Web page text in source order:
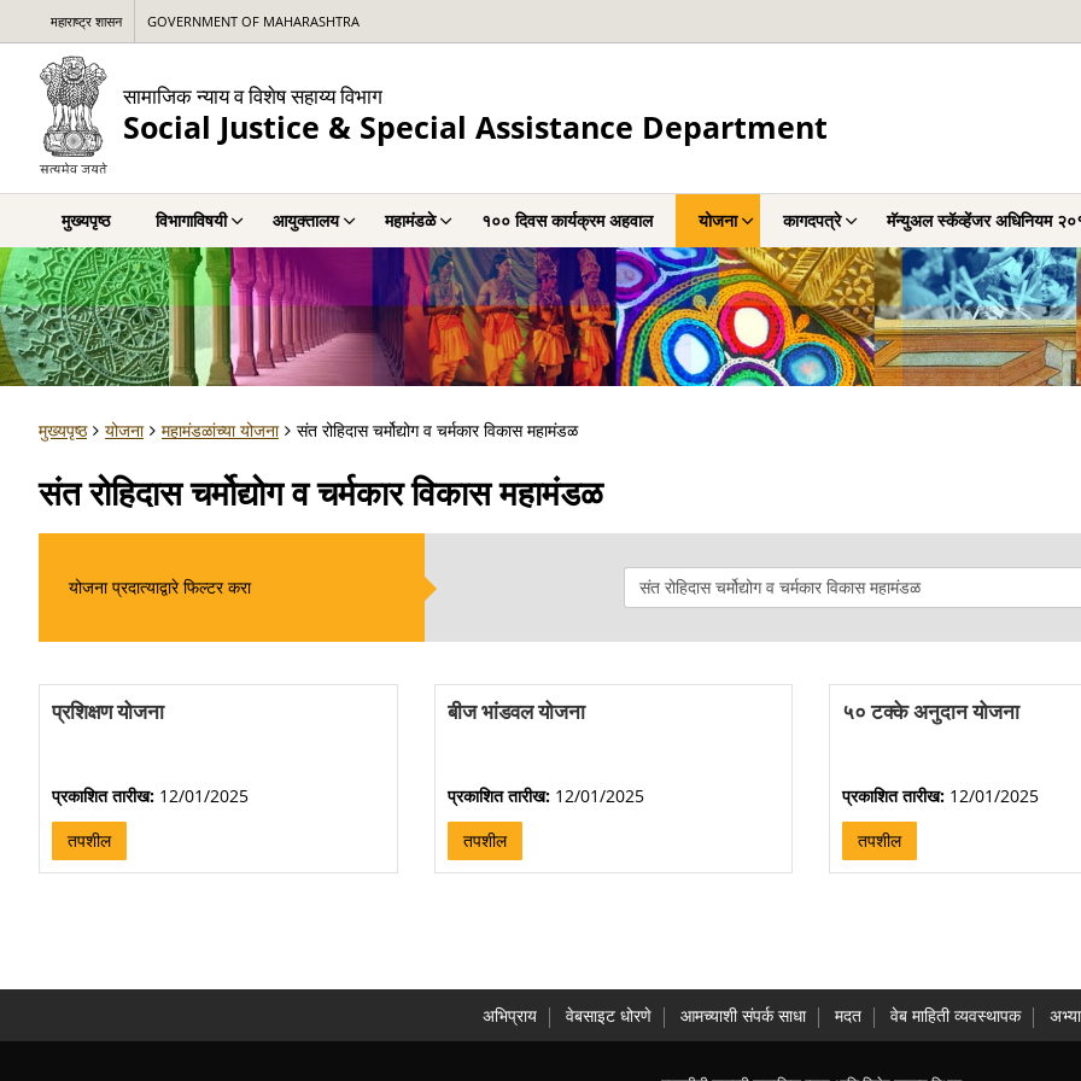
महाराष्ट्र शासन GOVERNMENT OF MAHARASHTRA
सामाजिक न्याय व विशेष सहाय्य विभाग
Social Justice & Special Assistance Department
मुख्यपृष्ठ विभागाविषयी आयुक्तालय महामंडळे १०० दिवस कार्यक्रम अहवाल योजना कागदपत्रे मॅन्युअल स्कॅव्हेंजर अधिनियम
मुख्यपृष्ठ योजना महामंडळांच्या योजना संत रोहिदास चर्मोद्योग व चर्मकार विकास महामंडळ
संत रोहिदास चर्मोद्योग व चर्मकार विकास महामंडळ
योजना प्रदात्याद्वारे फिल्टर करा
प्रशिक्षण योजना
प्रकाशित तारीख: 12/01/2025
तपशील
बीज भांडवल योजना
प्रकाशित तारीख: 12/01/2025
तपशील
५० टक्के अनुदान योजना
प्रकाशित तारीख: 12/01/2025
तपशील
अभिप्राय वेबसाइट धोरणे आमच्याशी संपर्क साधा मदत वेब माहिती व्यवस्थापक